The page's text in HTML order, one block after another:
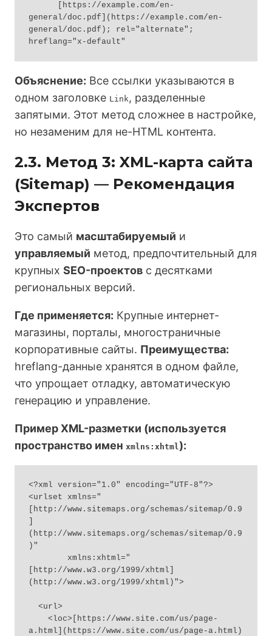
general/doc.pdf](https://example.com/en-
general/doc.pdf); rel="alternate";
Объяснение: Все ссылки указываются в
одном заголовке Link, разделенные
запятыми. Этот метод сложнее в настройке,
но незаменим для не-HTML контента.
2.3. Метод 3: XML-карта сайта
(Sitemap) — Рекомендация
Экспертов
Это самый масштабируемый и
управляемый метод, предпочтительный для
крупных SEO-проектов с десятками
региональных версий.
Где применяется: Крупные интернет-
магазины, порталы, многостраничные
корпоративные сайты. Преимущества:
hreflang-данные хранятся в одном файле,
что упрощает отладку, автоматическую
генерацию и управление.
Пример XML-разметки (используется
пространство имен xmlns:xhtml):
<?xml version="1.0" encoding="UTF-8"?>
<urlset xmlns="
[http://www.sitemaps.org/schemas/sitemap/0.9
]
(http://www.sitemaps.org/schemas/sitemap/0.9
)"
[http://www.w3.org/1999/xhtml]
(http://www.w3.org/1999/xhtml)">
a.html](https://www.site.com/us/page-a.html)